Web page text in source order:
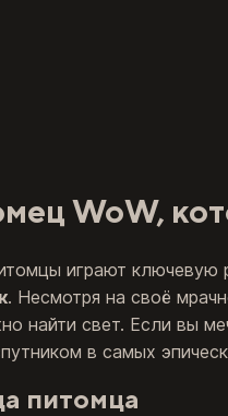
WoW,
играют ключевую
. Несмотря на своё
найти свет. Если вы
в самых
питомца